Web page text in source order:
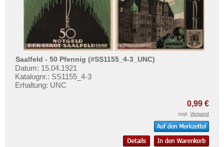
Seifhennersdorf
Selsingen
Senden
Siebleben
Singen
Solingen
Saalfeld - 50 Pfennig (#SS1155_4-3_UNC)
Datum: 15.04.1921
Katalognr.: SS1155_4-3
Erhaltung: UNC
0,99 €
zzgl. Versand